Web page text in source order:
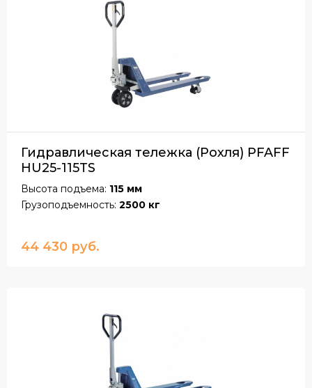
Гидравлическая тележка (Рохля) PFAFF
HU25-115TS
Высота подъема: 115 мм
Грузоподъемность: 2500 кг
44 430 руб.